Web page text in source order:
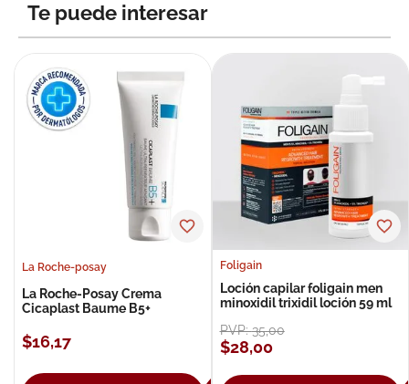
Te puede interesar
La Roche-posay
La Roche-Posay Crema
Cicaplast Baume B5+
$16,17
Foligain
Loción capilar foligain men
minoxidil trixidil loción 59 ml
PVP:35,00
$28,00
10.pañales